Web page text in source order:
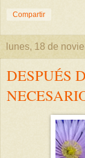
Compartir
lunes, 18 de
DESPUÉS